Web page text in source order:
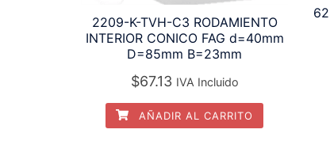
2209-K-TVH-C3 RODAMIENTO
INTERIOR CONICO FAG d=40mm
D=85mm B=23mm
$67.13 IVA Incluido
AÑADIR AL CARRITO